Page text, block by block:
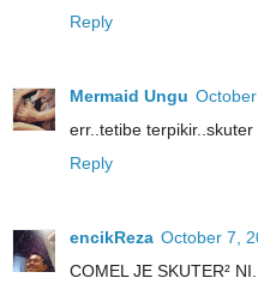
Reply
Mermaid Ungu
err..tetibe
Reply
encikReza October 7,
COMEL JE SKUTER²